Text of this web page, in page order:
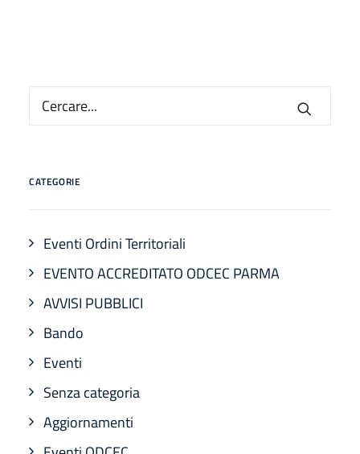
CATEGORIE
Eventi Ordini Territoriali
EVENTO ACCREDITATO ODCEC PARMA
AVVISI PUBBLICI
Bando
Eventi
Senza categoria
Aggiornamenti